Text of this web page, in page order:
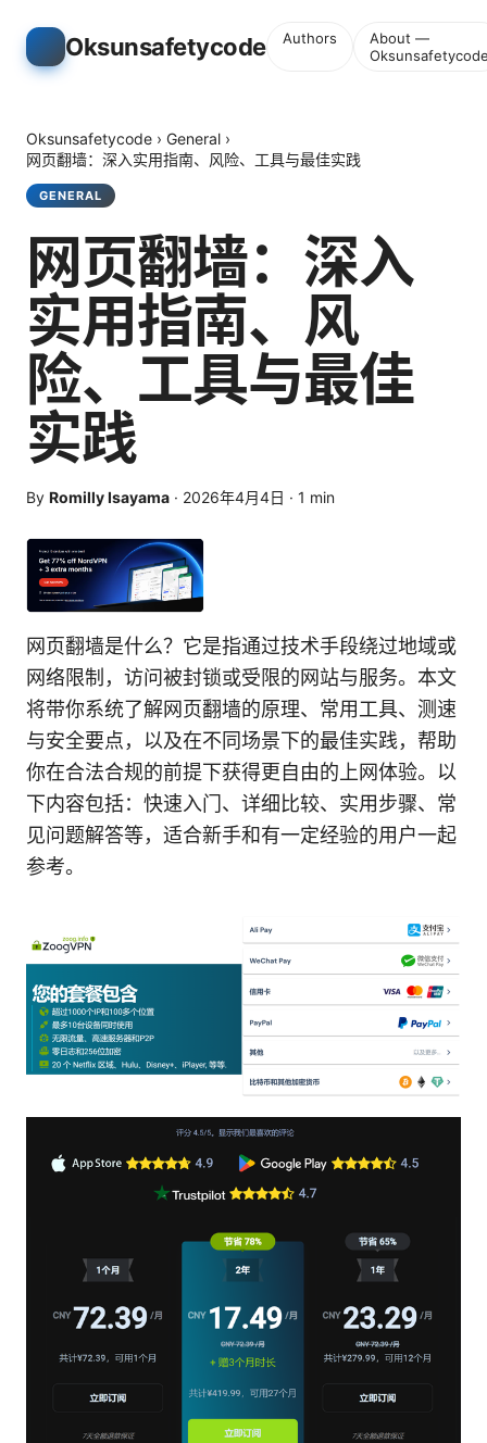
Oksunsafetycode Authors
About —
Oksunsafetycode › General ›
网页翻墙：深入实用指南、风险、工具与最佳实践
GENERAL
网页翻墙：深入
实用指南、风
险、工具与最佳
实践
By Romilly Isayama · 2026年4月4日 · 1 min
网页翻墙是什么？它是指通过技术手段绕过地域或
网络限制，访问被封锁或受限的网站与服务。本文
将带你系统了解网页翻墙的原理、常用工具、测速
与安全要点，以及在不同场景下的最佳实践，帮助
你在合法合规的前提下获得更自由的上网体验。以
下内容包括：快速入门、详细比较、实用步骤、常
见问题解答等，适合新手和有一定经验的用户一起
参考。